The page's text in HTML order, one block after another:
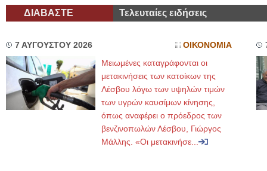
ΔΙΑΒΑΣΤΕ Τελευταίες ειδήσεις
7 ΑΥΓΟΥΣΤΟΥ 2026 ΟΙΚΟΝΟΜΙΑ
Μειωμένες καταγράφονται οι
μετακινήσεις των κατοίκων της
Λέσβου λόγω των υψηλών τιμών
των υγρών καυσίμων κίνησης,
όπως αναφέρει ο πρόεδρος των
βενζινοπωλών Λέσβου, Γιώργος
Μάλλης. «Οι μετακινήσε...